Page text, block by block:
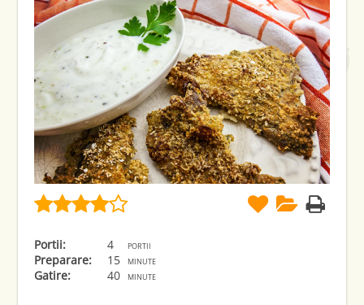
Portii: 4 portii
Preparare: 15 minute
Gatire: 40 minute